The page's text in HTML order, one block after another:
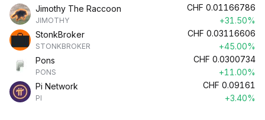
Jimothy The Raccoon
JIMOTHY
CHF 0.01166786
+31.50%
StonkBroker
STONKBROKER
CHF 0.03116606
+45.00%
Pons
PONS
CHF 0.0300734
+11.00%
Pi Network
PI
CHF 0.09161
+3.40%